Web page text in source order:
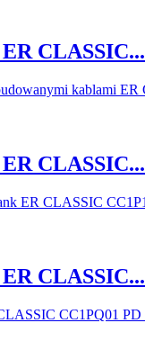
CLASSIC...
CLASSIC...
CLASSIC...